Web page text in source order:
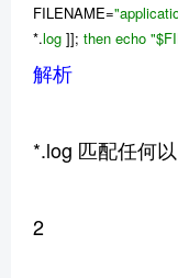
FILENAME=
*.log ]]; then echo "
解析
*.log 匹配任何
2